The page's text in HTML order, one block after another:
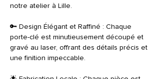
notre atelier à Lille.
🔑 Design Élégant et Raffiné : Chaque
porte-clé est minutieusement découpé et
gravé au laser, offrant des détails précis et
une finition impeccable.